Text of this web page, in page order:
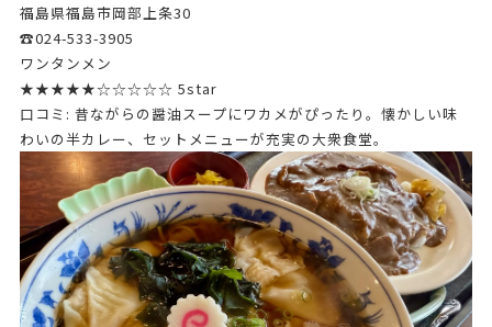
福島県福島市岡部上条30
☎024-533-3905
ワンタンメン
★★★★★☆☆☆☆☆ 5star
口コミ: 昔ながらの醤油スープにワカメがぴったり。懐かしい味
わいの半カレー、セットメニューが充実の大衆食堂。